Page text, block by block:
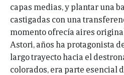
capas medias, y plantar una
castigadas con una
momento ofrecía aires
Astori, años ha protagonista
largo trayecto hacia el
colorados, era parte esencial